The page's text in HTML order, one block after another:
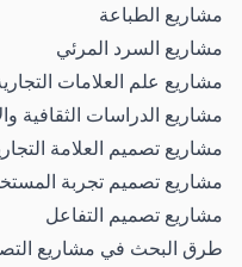
مشاريع الطباعة
مشاريع السرد المرئي
مشاريع علم العلامات
مشاريع الدراسات الثقافية
مشاريع تصميم العلامة
مشاريع تصميم تجربة
مشاريع تصميم التفاعل
طرق البحث في مشاريع